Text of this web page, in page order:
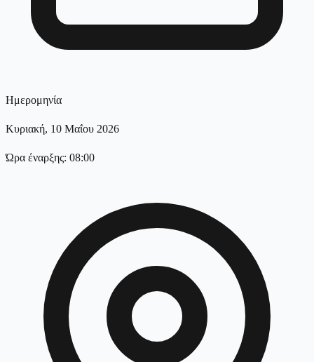
Ημερομηνία
Κυριακή, 10 Μαΐου 2026
Ώρα έναρξης: 08:00